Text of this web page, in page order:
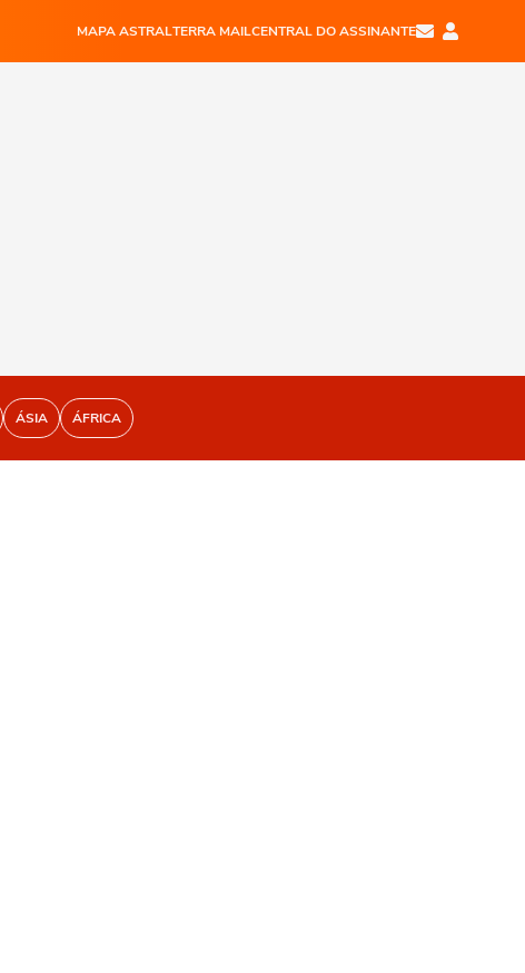
MAPA ASTRALTERRA MAILCENTRAL DO ASSINANTE
ÁSIA ÁFRICA